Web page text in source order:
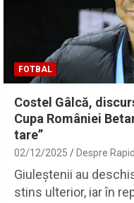
FOTBAL
Costel Gâlcă,
Cupa României
tare”
02/12/2025 Despre Rapid
Giuleștenii au
stins ulterior, iar în